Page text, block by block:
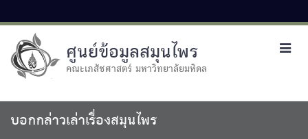
ศูนย์ข้อมูลสมุนไพร
คณะเภสัชศาสตร์ มหาวิทยาลัยมหิดล
บอกกล่าวเล่าเรื่องสมุนไพร